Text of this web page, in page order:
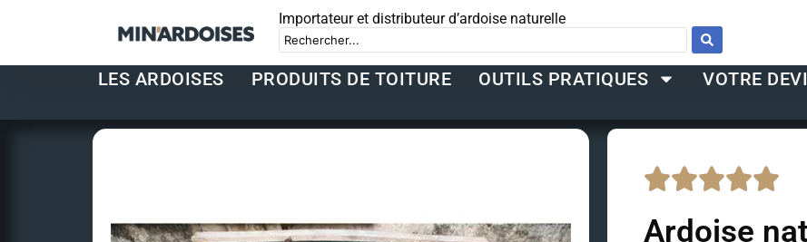
Importateur et distributeur d’ardoise naturelle
LES ARDOISES PRODUITS DE TOITURE OUTILS PRATIQUES VOTRE
Ardoise